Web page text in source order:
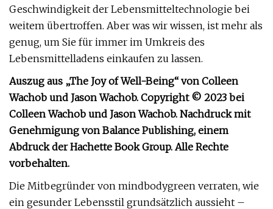
Geschwindigkeit der Lebensmitteltechnologie bei
weitem übertroffen. Aber was wir wissen, ist mehr als
genug, um Sie für immer im Umkreis des
Lebensmittelladens einkaufen zu lassen.
Auszug aus „The Joy of Well-Being“ von Colleen
Wachob und Jason Wachob. Copyright © 2023 bei
Colleen Wachob und Jason Wachob. Nachdruck mit
Genehmigung von Balance Publishing, einem
Abdruck der Hachette Book Group. Alle Rechte
vorbehalten.
Die Mitbegründer von mindbodygreen verraten, wie
ein gesunder Lebensstil grundsätzlich aussieht –